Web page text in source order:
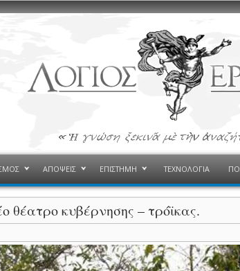
ΑΠΟΨΕΙΣ ΕΠΙΣΤΗΜΗ ΤΕΧΝΟΛΟΓΙΑ
θέατρο κυβέρνησης – τρόϊκας.